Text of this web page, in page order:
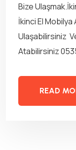
Bize
İkinci El
Ulaşabilirsiniz
Atabilirsiniz
READ